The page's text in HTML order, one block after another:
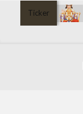
Ticker